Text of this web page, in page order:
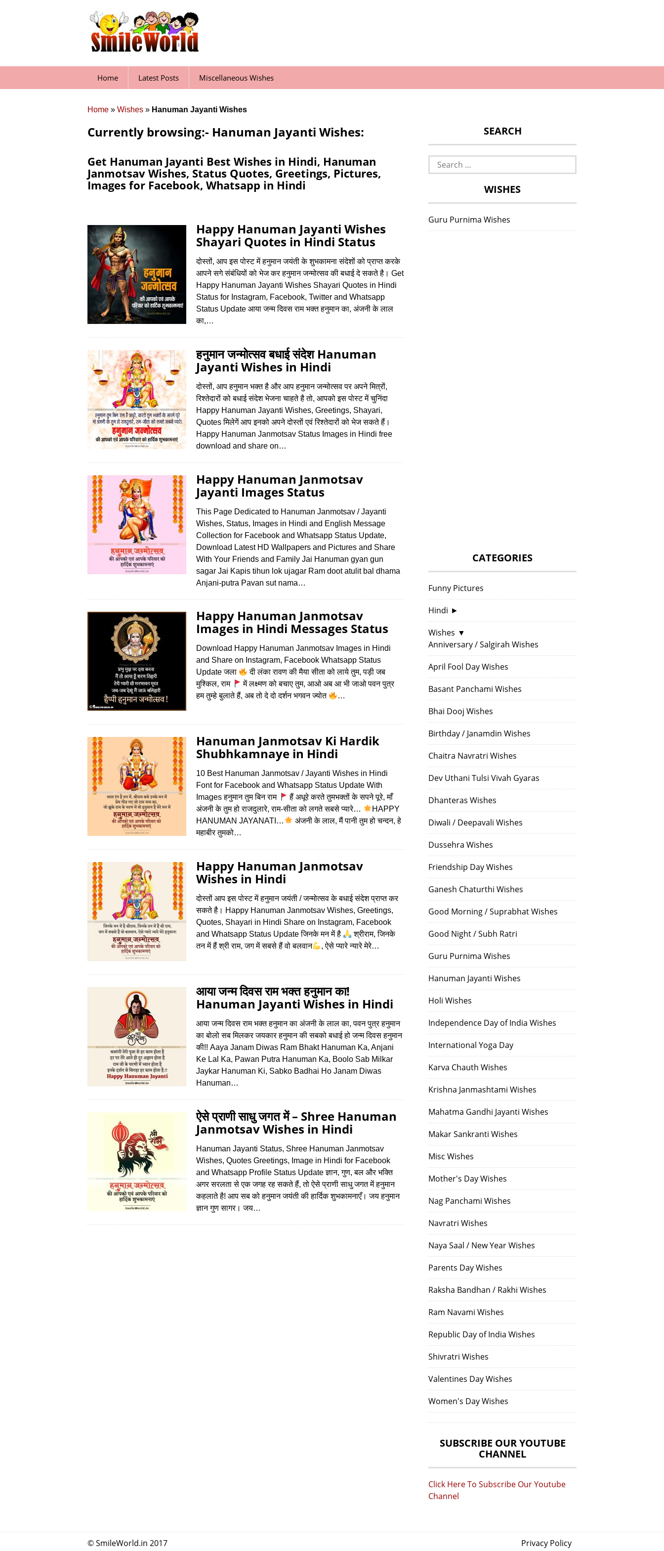
Home Latest Posts Miscellaneous Wishes
Home » Wishes » Hanuman Jayanti Wishes
Currently browsing:- Hanuman Jayanti Wishes:
Get Hanuman Jayanti Best Wishes in Hindi, Hanuman
Janmotsav Wishes, Status Quotes, Greetings, Pictures,
Images for Facebook, Whatsapp in Hindi
Happy Hanuman Jayanti Wishes
Shayari Quotes in Hindi Status
दोस्‍तों, आप इस पोस्‍ट में हनुमान जयंती के शुभकामना संदेशों को प्राप्‍त करके
आपने सगे संबंधियों को भेज कर हनुमान जन्‍मोत्‍सव की बधाई दे सकते है। Get
Happy Hanuman Jayanti Wishes Shayari Quotes in Hindi
Status for Instagram, Facebook, Twitter and Whatsapp
Status Update आया जन्म दिवस राम भक्त हनुमान का, अंजनी के लाल
का,…
हनुमान जन्मोत्सव बधाई संदेश Hanuman
Jayanti Wishes in Hindi
दोस्‍तों, आप हनुमान भक्त है और आप हनुमान जन्‍मोत्‍सव पर अपने मित्रों,
रिश्‍तेदारों को बधाई संदेश भेजना चाहते है तो, आपको इस पोस्‍ट में चुनिंदा
Happy Hanuman Jayanti Wishes, Greetings, Shayari,
Quotes मिलेगें आप इनको अपने दोस्‍तों एवं रिश्‍तेदारों को भेज सकते हैं।
Happy Hanuman Janmotsav Status Images in Hindi free
download and share on…
Happy Hanuman Janmotsav
Jayanti Images Status
This Page Dedicated to Hanuman Janmotsav / Jayanti
Wishes, Status, Images in Hindi and English Message
Collection for Facebook and Whatsapp Status Update,
Download Latest HD Wallpapers and Pictures and Share
With Your Friends and Family Jai Hanuman gyan gun
sagar Jai Kapis tihun lok ujagar Ram doot atulit bal dhama
Anjani-putra Pavan sut nama…
Happy Hanuman Janmotsav
Images in Hindi Messages Status
Download Happy Hanuman Janmotsav Images in Hindi
and Share on Instagram, Facebook Whatsapp Status
Update जला
दी लंका रावण की मैया सीता को लाये तुम, पड़ी जब
मुश्किल, राम
में लक्ष्मण को बचाए तुम, आओ अब आ भी जाओ पवन पुत्र
हम तुम्हे बुलाते हैं, अब तो दे दो दर्शन भगवन ज्योत
…
Hanuman Janmotsav Ki Hardik
Shubhkamnaye in Hindi
10 Best Hanuman Janmotsav / Jayanti Wishes in Hindi
Font for Facebook and Whatsapp Status Update With
Images हनुमान तुम बिन राम
हैं अधूरे करते तुमभक्तों के सपने पूरे, माँ
अंजनी के तुम हो राजदुलारे, राम-सीता को लगते सबसे प्यारे…
HAPPY
HANUMAN JAYANATI…
अंजनी के लाल, मैं पानी तुम हो चन्दन, हे
महाबीर तुमको…
Happy Hanuman Janmotsav
Wishes in Hindi
दोस्‍तों आप इस पोस्‍ट में हनुमान जयंती / जन्‍मोत्‍सव के बधाई संदेश प्राप्‍त कर
सकते है। Happy Hanuman Janmotsav Wishes, Greetings,
Quotes, Shayari in Hindi Share on Instagram, Facebook
and Whatsapp Status Update जिनके मन में है
श्रीराम, जिनके
तन में हैं श्री राम, जग में सबसे हैं वो बलवान
, ऐसे प्यारे न्यारे मेरे…
आया जन्म दिवस राम भक्त हनुमान का!
Hanuman Jayanti Wishes in Hindi
आया जन्म दिवस राम भक्त हनुमान का अंजनी के लाल का, पवन पुत्र हनुमान
का बोलो सब मिलकर जयकार हनुमान की सबको बधाई हो जन्म दिवस हनुमान
की!! Aaya Janam Diwas Ram Bhakt Hanuman Ka, Anjani
Ke Lal Ka, Pawan Putra Hanuman Ka, Boolo Sab Milkar
Jaykar Hanuman Ki, Sabko Badhai Ho Janam Diwas
Hanuman…
ऐसे प्राणी साधु जगत में – Shree Hanuman
Janmotsav Wishes in Hindi
Hanuman Jayanti Status, Shree Hanuman Janmotsav
Wishes, Quotes Greetings, Image in Hindi for Facebook
and Whatsapp Profile Status Update ज्ञान, गुण, बल और भक्ति
अगर सरलता से एक जगह रह सकते हैं, तो ऐसे प्राणी साधु जगत में हनुमान
कहलाते है! आप सब को हनुमान जयंती की हार्दिक शुभकामनाएँ। जय हनुमान
ज्ञान गुण सागर। जय…
SEARCH
Search
for:
WISHES
Guru Purnima Wishes
CATEGORIES
Funny Pictures
Hindi ►
Wishes ▼
Anniversary / Salgirah Wishes
April Fool Day Wishes
Basant Panchami Wishes
Bhai Dooj Wishes
Birthday / Janamdin Wishes
Chaitra Navratri Wishes
Dev Uthani Tulsi Vivah Gyaras
Dhanteras Wishes
Diwali / Deepavali Wishes
Dussehra Wishes
Friendship Day Wishes
Ganesh Chaturthi Wishes
Good Morning / Suprabhat Wishes
Good Night / Subh Ratri
Guru Purnima Wishes
Hanuman Jayanti Wishes
Holi Wishes
Independence Day of India Wishes
International Yoga Day
Karva Chauth Wishes
Krishna Janmashtami Wishes
Mahatma Gandhi Jayanti Wishes
Makar Sankranti Wishes
Misc Wishes
Mother's Day Wishes
Nag Panchami Wishes
Navratri Wishes
Naya Saal / New Year Wishes
Parents Day Wishes
Raksha Bandhan / Rakhi Wishes
Ram Navami Wishes
Republic Day of India Wishes
Shivratri Wishes
Valentines Day Wishes
Women's Day Wishes
SUBSCRIBE OUR YOUTUBE
CHANNEL
Click Here To Subscribe Our Youtube
Channel
© SmileWorld.in 2017 Privacy Policy